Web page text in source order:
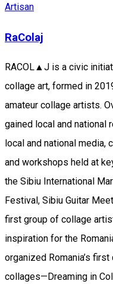
Artisan
RaColaj
RACOL▲J is a civic
collage art, formed in
amateur collage artists.
gained local and national
local and national
and workshops held at
the Sibiu International
Festival, Sibiu Guitar
first group of collage
inspiration for the
organized Romania’s
collages—Dreaming in